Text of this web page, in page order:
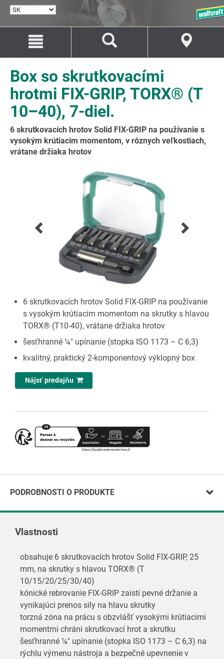
Obsah
Navigáciu
Box so skrutkovacími
hrotmi FIX-GRIP, TORX® (T
10–40), 7-diel.
6 skrutkovacích hrotov Solid FIX-GRIP na používanie s
vysokým krútiacim momentom, v rôznych veľkostiach,
vrátane držiaka hrotov
6 skrutkovacích hrotov Solid FIX-GRIP na používanie
s vysokým krútiacim momentom na skrutky s hlavou
TORX® (T10-40), vrátane držiaka hrotov
šesťhranné ¼" upínanie (stopka ISO 1173 – C 6,3)
kvalitný, praktický 2-komponentový výklopný box
Nájsť predajňu
PODROBNOSTI O PRODUKTE
Vlastnosti
obsahuje 6 skrutkovacích hrotov Solid FIX-GRIP, 25
mm, na skrutky s hlavou TORX® (T
10/15/20/25/30/40)
kónické rebrovanie FIX-GRIP zaistí pevné držanie a
vynikajúci prenos sily na hlavu skrutky
torzná zóna na prácu s obzvlášť vysokými krútiacimi
momentmi chráni skrutkovací hrot a skrutku
šesťhranné ¼" upínanie (stopka ISO 1173 – C 6,3) na
rýchlu výmenu nástroja a bezpečné upevnenie v